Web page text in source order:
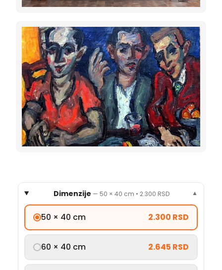
Dimenzije — 50 × 40 cm • 2.300 RSD ▼
50 × 40 cm 2.300 RSD
60 × 40 cm 2.645 RSD